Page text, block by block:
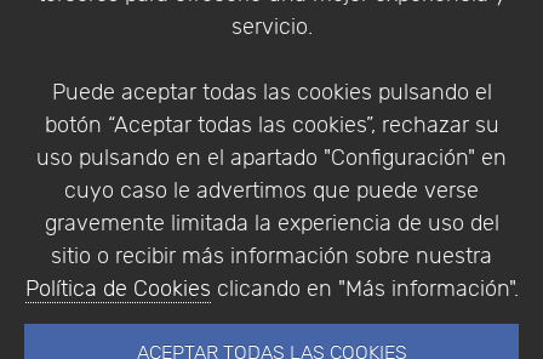
servicio.
Puede aceptar todas las cookies pulsando el
botón “Aceptar todas las cookies”, rechazar su
uso pulsando en el apartado "Configuración" en
cuyo caso le advertimos que puede verse
gravemente limitada la experiencia de uso del
sitio o recibir más información sobre nuestra
Política de Cookies clicando en "Más información".
ACEPTAR TODAS LAS COOKIES
Condiciones de compra
Identificarse
Empresa|Aviso Legal| Política de Privacidad |
Política de Cookies
© Copyright 1994 - 2026. Addlink Software
Científico, S.L.